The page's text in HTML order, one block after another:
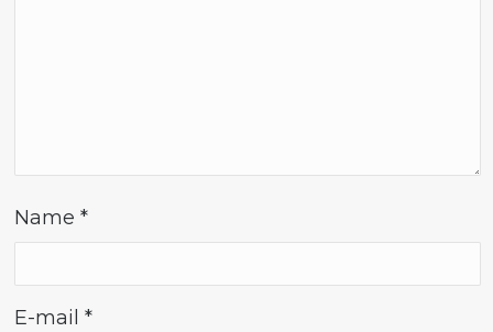
Name*
E-mail*